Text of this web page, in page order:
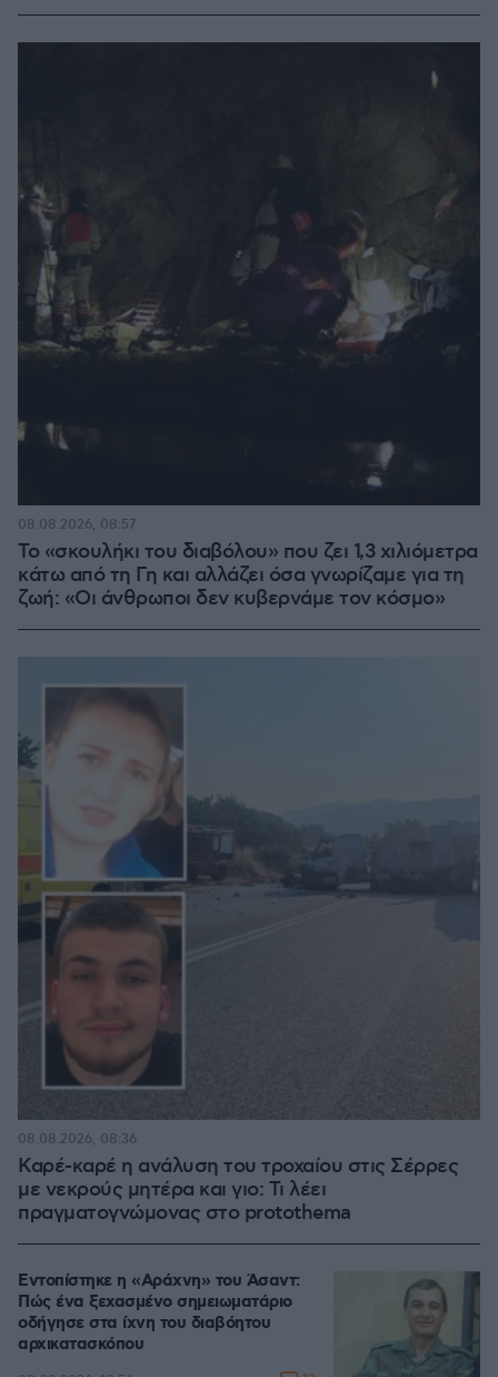
Το «σκουλήκι του διαβόλου» που ζει 1,3 χιλιόμετρα
κάτω από τη Γη και αλλάζει όσα γνωρίζαμε για τη
ζωή: «Οι άνθρωποι δεν κυβερνάμε τον κόσμο»
08.08.2026, 08:57
Καρέ-καρέ η ανάλυση του τροχαίου στις Σέρρες
με νεκρούς μητέρα και γιο: Τι λέει
πραγματογνώμονας στο protothema
08.08.2026, 08:36
Εντοπίστηκε η «Αράχνη» του Άσαντ:
Πώς ένα ξεχασμένο σημειωματάριο
οδήγησε στα ίχνη του διαβόητου
αρχικατασκόπου